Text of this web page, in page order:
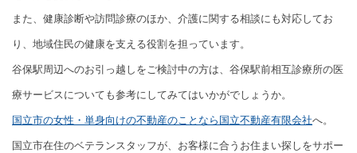
また、健康診断や訪問診療のほか、介護に関する相談にも対応してお
り、地域住民の健康を支える役割を担っています。
谷保駅周辺へのお引っ越しをご検討中の方は、谷保駅前相互診療所の医
療サービスについても参考にしてみてはいかがでしょうか。
国立市の女性・単身向けの不動産のことなら国立不動産有限会社へ。
国立市在住のベテランスタッフが、お客様に合うお住まい探しをサポー